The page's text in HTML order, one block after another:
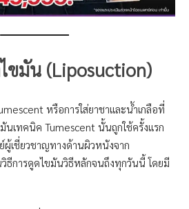
ขมัน (Liposuction)
หรือการใส่ยาชาและน้ำเกลือที่
นเทคนิค Tumescent นั้นถูกใช้ครั้งแรก
เชี่ยวชาญทางด้านผิวหนังจาก
ธีการดูดไขมันวิธีหลักจนถึงทุกวันนี้ โดยมี